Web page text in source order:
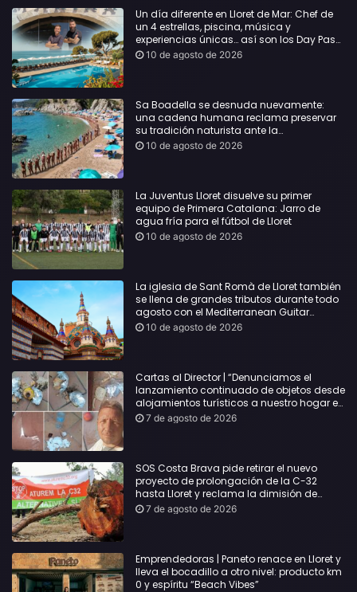
Un día diferente en Lloret de Mar: Chef de
un 4 estrellas, piscina, música y
experiencias únicas… así son los Day Pass
by Roger de Flor
10 de agosto de 2026
Sa Boadella se desnuda nuevamente:
una cadena humana reclama preservar
su tradición naturista ante la
masificación de la playa
10 de agosto de 2026
La Juventus Lloret disuelve su primer
equipo de Primera Catalana: Jarro de
agua fría para el fútbol de Lloret
10 de agosto de 2026
La iglesia de Sant Romà de Lloret también
se llena de grandes tributos durante todo
agosto con el Mediterranean Guitar
Festival
10 de agosto de 2026
Cartas al Director | “Denunciamos el
lanzamiento continuado de objetos desde
alojamientos turísticos a nuestro hogar en
Lloret: Podría haber causado una
7 de agosto de 2026
SOS Costa Brava pide retirar el nuevo
proyecto de prolongación de la C-32
hasta Lloret y reclama la dimisión de
Sílvia Paneque
7 de agosto de 2026
Emprendedoras | Paneto renace en Lloret y
lleva el bocadillo a otro nivel: producto km
0 y espíritu “Beach Vibes”